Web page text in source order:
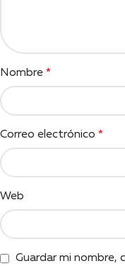
Nombre *
Correo electrónico *
Web
Guardar mi nombre,